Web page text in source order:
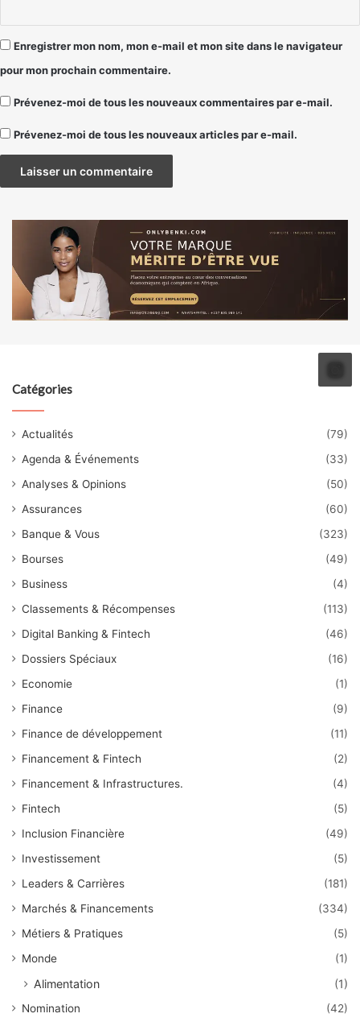
Enregistrer mon nom, mon e-mail et mon site dans le navigateur
pour mon prochain commentaire.
Prévenez-moi de tous les nouveaux commentaires par e-mail.
Prévenez-moi de tous les nouveaux articles par e-mail.
Catégories
Actualités
(79)
Agenda & Événements
(33)
Analyses & Opinions
(50)
Assurances
(60)
Banque & Vous
(323)
Bourses
(49)
Business
(4)
Classements & Récompenses
(113)
Digital Banking & Fintech
(46)
Dossiers Spéciaux
(16)
Economie
(1)
Finance
(9)
Finance de développement
(11)
Financement & Fintech
(2)
Financement & Infrastructures.
(4)
Fintech
(5)
Inclusion Financière
(49)
Investissement
(5)
Leaders & Carrières
(181)
Marchés & Financements
(334)
Métiers & Pratiques
(5)
Monde
(1)
Alimentation (1)
Nomination
(42)